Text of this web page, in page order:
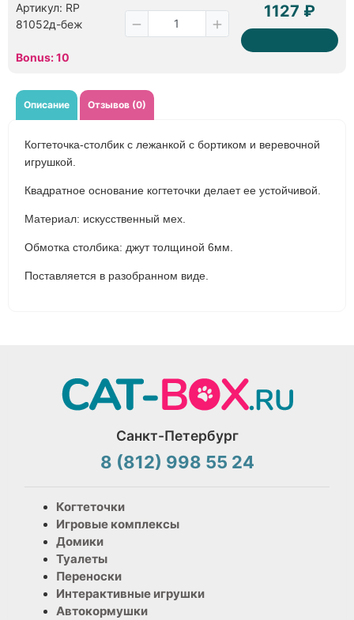
Артикул: RP
81052д-беж
Bonus: 10
1127 ₽
Описание Отзывов (0)
Когтеточка-столбик с лежанкой с бортиком и веревочной
игрушкой.
Квадратное основание когтеточки делает ее устойчивой.
Материал: искусственный мех.
Обмотка столбика: джут толщиной 6мм.
Поставляется в разобранном виде.
Санкт-Петербург
8 (812) 998 55 24
Когтеточки
Игровые комплексы
Домики
Туалеты
Переноски
Интерактивные игрушки
Автокормушки